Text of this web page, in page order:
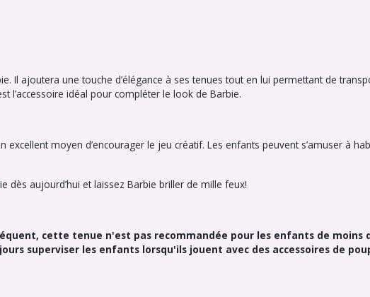
Il ajoutera une touche d’élégance à ses tenues tout en lui permettant de
l’accessoire idéal pour compléter le look de Barbie.
moyen d’encourager le jeu créatif. Les enfants peuvent s’amuser à
dès aujourd’hui et laissez Barbie briller de mille feux!
cette tenue n'est pas recommandée pour les enfants de moins
superviser les enfants lorsqu'ils jouent avec des accessoires de